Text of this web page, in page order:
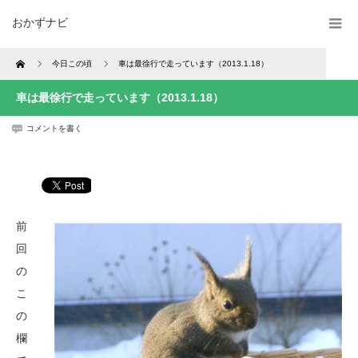
おかずナビ
Home 今日この頃 車は最徐行で走っています（2013.1.18）
車は最徐行で走っています（2013.1.18）
コメントを書く
前
回
の
こ
の
欄